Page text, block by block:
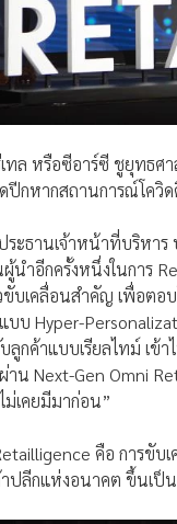
ทล หรือซีอาร์ซี ชูยุทธศ
ดปีกหากสถานการณ์โ
ธานเจ้าหน้าที่บริหาร
ผู้นำอีกครั้งหนึ่งในการ
บเคลื่อนสำคัญ เพื่อตอบ
บบ Hyper-
ลูกค้าแบบเรียลไทม์ เ
าน Next-Gen Omni
เคยมีมาก่อน”
คือ การขั
ปลีกแห่งอนาคต ขึ้นเป็น